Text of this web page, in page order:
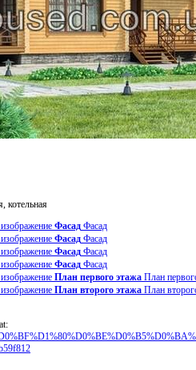
котельная
Фасад Фасад
Фасад Фасад
Фасад Фасад
Фасад Фасад
План первого этажа План
План второго этажа План